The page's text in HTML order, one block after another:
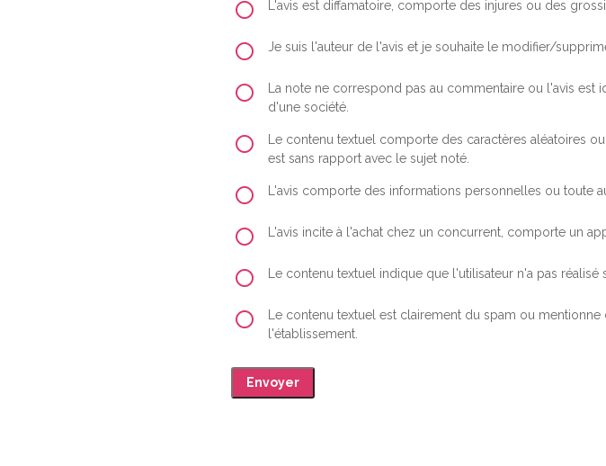
L'avis est diffamatoire, comporte des injures ou des
Je suis l'auteur de l'avis et je souhaite le modifier/
La note ne correspond pas au commentaire ou l'avis
d'une société.
Le contenu textuel comporte des caractères aléatoires
est sans rapport avec le sujet noté.
L'avis comporte des informations personnelles ou toute
L'avis incite à l'achat chez un concurrent, comporte un
Le contenu textuel indique que l'utilisateur n'a pas réalisé
Le contenu textuel est clairement du spam ou
l'établissement.
Envoyer